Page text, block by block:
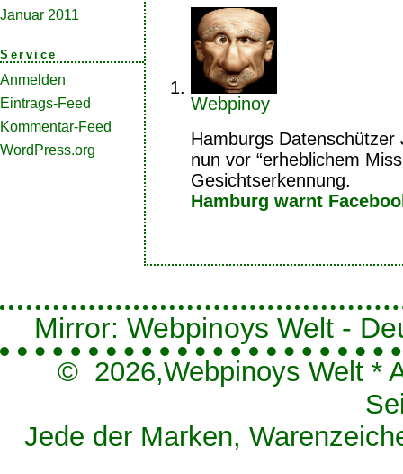
Januar 2011
Service
Anmelden
Eintrags-Feed
Kommentar-Feed
WordPress.org
Webpinoy
Hamburgs
nun vor “erheblichem
Gesichtserkennung.
Hamburg warnt
Mirror: Webpinoys Welt -
© 2026,Webpinoys Welt *
Jede der Marken,